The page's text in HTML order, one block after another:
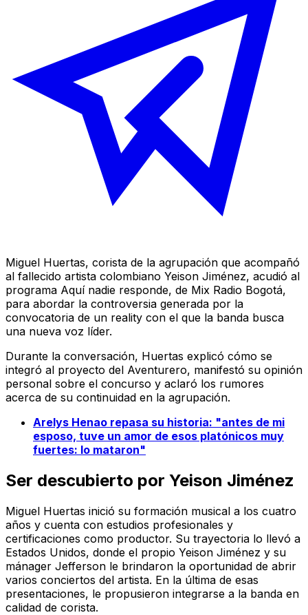
Miguel Huertas, corista de la agrupación que acompañó
al fallecido artista colombiano Yeison Jiménez, acudió al
programa Aquí nadie responde, de Mix Radio Bogotá,
para abordar la controversia generada por la
convocatoria de un reality con el que la banda busca
una nueva voz líder.
Durante la conversación, Huertas explicó cómo se
integró al proyecto del Aventurero, manifestó su opinión
personal sobre el concurso y aclaró los rumores
acerca de su continuidad en la agrupación.
Arelys Henao repasa su historia: "antes de mi
esposo, tuve un amor de esos platónicos muy
fuertes: lo mataron"
Ser descubierto por Yeison Jiménez
Miguel Huertas inició su formación musical a los cuatro
años y cuenta con estudios profesionales y
certificaciones como productor. Su trayectoria lo llevó a
Estados Unidos, donde el propio Yeison Jiménez y su
mánager Jefferson le brindaron la oportunidad de abrir
varios conciertos del artista. En la última de esas
presentaciones, le propusieron integrarse a la banda en
calidad de corista.